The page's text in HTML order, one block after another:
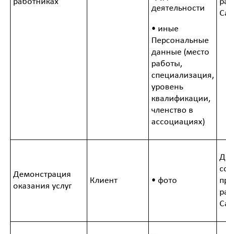
деятельности
• иные
Персональные
данные (место
работы,
специализация,
уровень
квалификации,
членство в
ассоциациях)
Демонстрация
оказания услуг
Клиент • фото